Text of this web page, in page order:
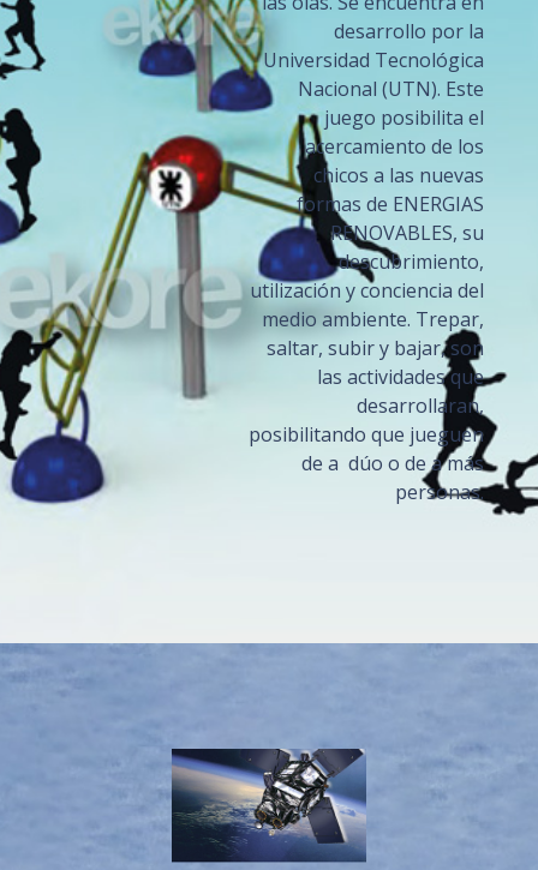
desarrollo por la
Universidad Tecnológica
Nacional (UTN). Este
juego posibilita el
acercamiento de los
chicos a las nuevas
formas de ENERGIAS
RENOVABLES, su
descubrimiento,
utilización y conciencia del
medio ambiente. Trepar,
saltar, subir y bajar, son
las actividades que
desarrollaran,
posibilitando que jueguen
de a dúo o de a más
personas.